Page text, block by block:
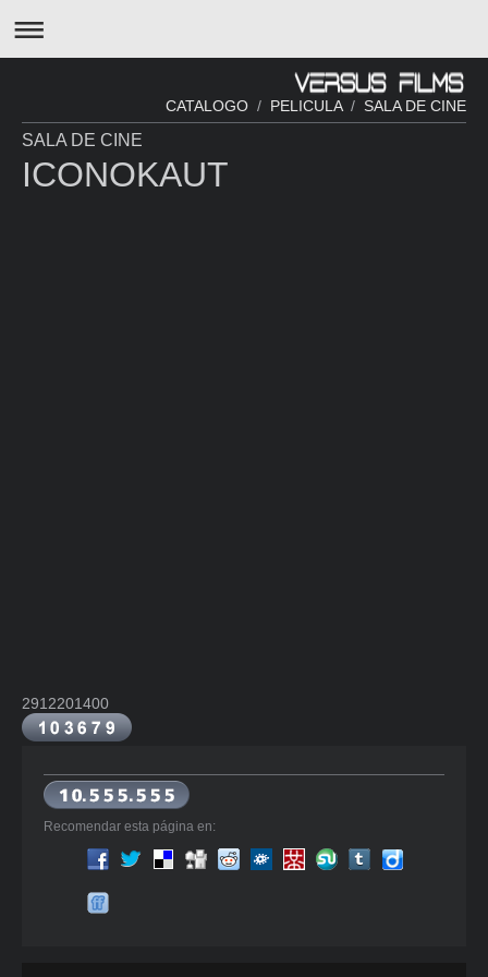
CATALOGO / PELICULA/ SALA DE CINE
SALA DE CINE
ICONOKAUT
2912201400
Recomendar esta página en: